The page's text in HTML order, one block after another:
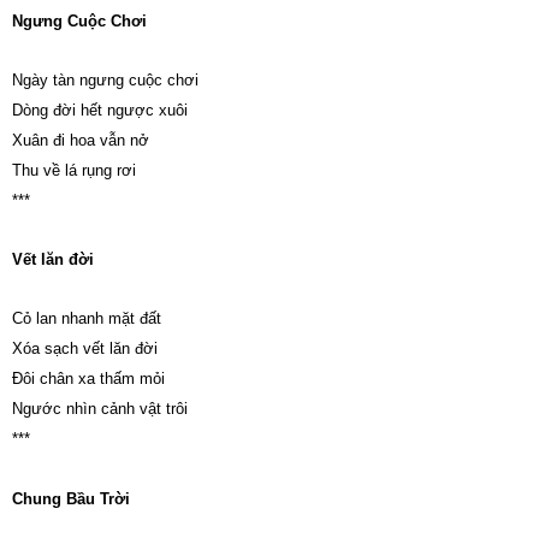
Ngưng Cuộc Chơi
Ngày tàn ngưng cuộc chơi
Dòng đời hết ngược xuôi
Xuân đi hoa vẫn nở
Thu về lá rụng rơi
***
Vết lăn đời
Cỏ lan nhanh mặt đất
Xóa sạch vết lăn đời
Đôi chân xa thấm mỏi
Ngước nhìn cảnh vật trôi
***
Chung Bầu Trời